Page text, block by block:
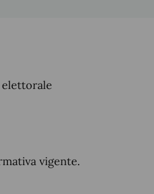
elettorale
vigente.